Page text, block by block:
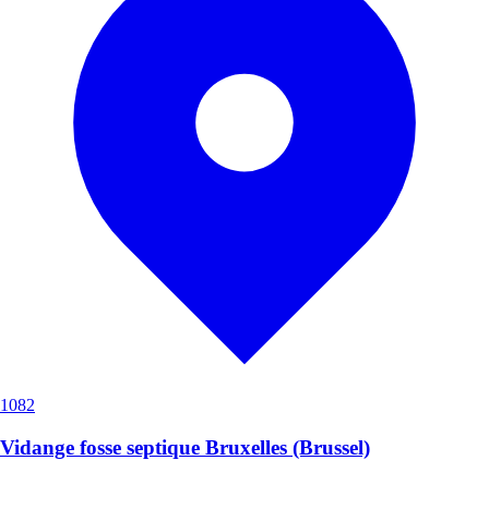
1082
Vidange fosse septique Bruxelles (Brussel)